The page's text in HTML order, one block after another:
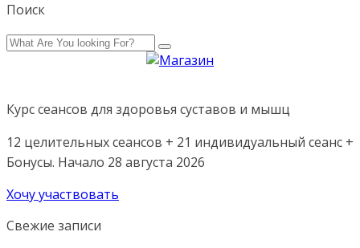
Поиск
Курс сеансов для здоровья суставов и мышц
12 целительных сеансов + 21 индивидуальный сеанс +
Бонусы. Начало 28 августа 2026
Хочу участвовать
Свежие записи